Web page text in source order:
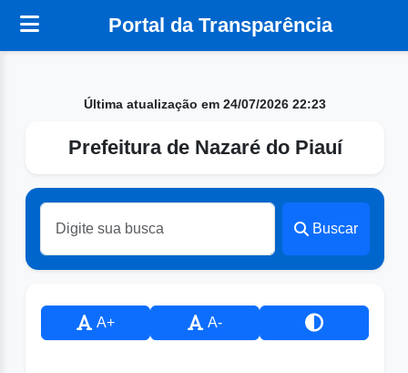
Portal da Transparência
Última atualização em 24/07/2026 22:23
Prefeitura de Nazaré do Piauí
Buscar
A+ A-